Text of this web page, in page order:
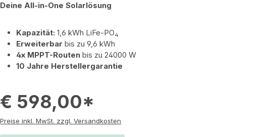
Deine All-in-One Solarlösung
Kapazität:1,6 kWh LiFe-PO4
Erweiterbarbis zu 9,6 kWh
4x MPPT-Routen bis zu 24000 W
10 Jahre Herstellergarantie
€ 598,00*
Preise inkl. MwSt. zzgl. Versandkosten